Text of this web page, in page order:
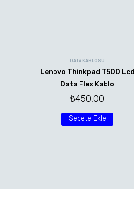
DATA KABLOSU
Lenovo Thinkpad T500 Lcd
Data Flex Kablo
₺450,00
Sepete Ekle